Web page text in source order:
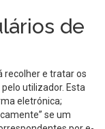
de
recolher e tratar os
utilizador. Esta
eletrónica;
se um